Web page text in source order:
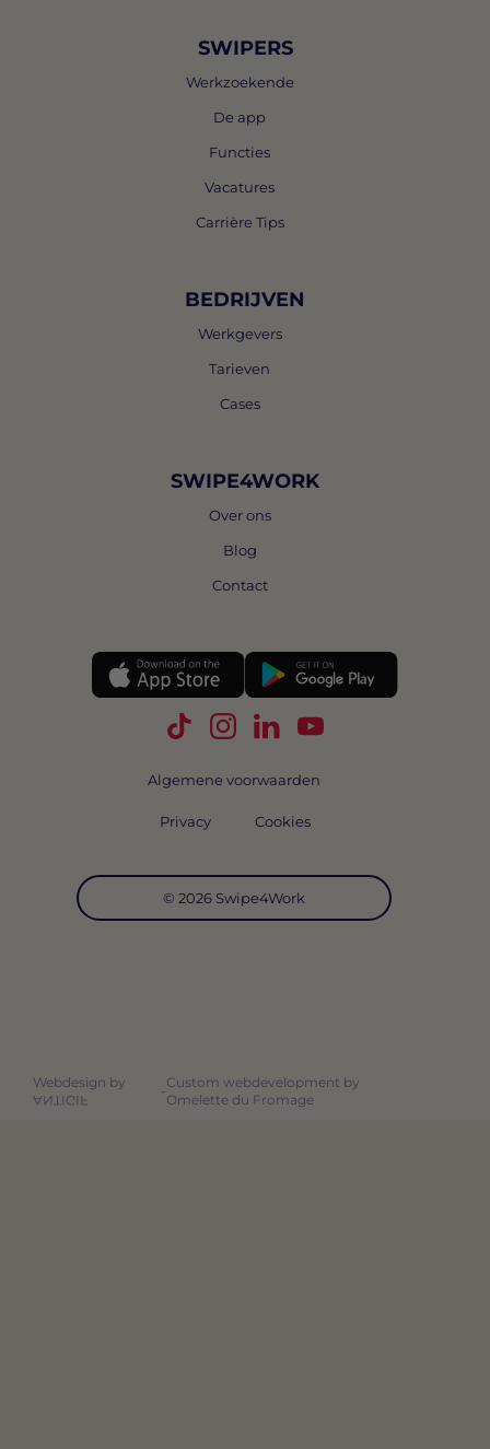
SWIPERS
Werkzoekende
De app
Functies
Vacatures
Carrière Tips
BEDRIJVEN
Werkgevers
Tarieven
Cases
SWIPE4WORK
Over ons
Blog
Contact
Volg Swipe4Work op TikTok
Volg Swipe4Work op
Volg Swipe4Work op
Volg Swipe4Work
© 2026 Swipe4Work
Algemene voorwaarden
Privacy Cookies
Webdesign by
ANTIGIF
-
Custom webdevelopment by
Omelette du Fromage